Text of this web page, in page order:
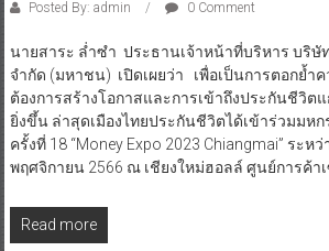
Posted By: admin 0 Comment
นายสาระ ล่ำซำ ประธานเจ้าหน้าที่บริหาร บริษั
จำกัด (มหาชน) เปิดเผยว่า เพื่อเป็นการตอกย้ำ
ต้องการสร้างโอกาสและการเข้าถึงประกันชีวิต
ยิ่งขึ้น ล่าสุดเมืองไทยประกันชีวิตได้เข้าร่วมมหก
ครั้งที่ 18 “Money Expo 2023 Chiangmai” ระห
พฤศจิกายน 2566 ณ เชียงใหม่ฮอลล์ ศูนย์การค้า
Read more